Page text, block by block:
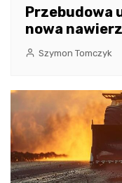
Przebudowa
nowa
Szymon Tomczyk